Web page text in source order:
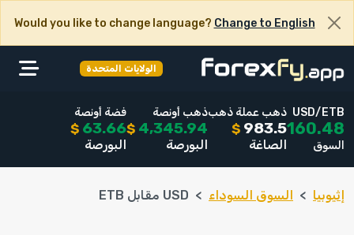
Would you like to change language? Change to English
الولايات المتحدة
USD/ETB
160.48
السوق
ذهب عملة ذهب
983.5
$
الصاغة
ذهب أونصة
4,345.94
$
البورصة
فضة أونصة
63.66
$
البورصة
إثيوبيا السوق السوداء USD مقابل ETB